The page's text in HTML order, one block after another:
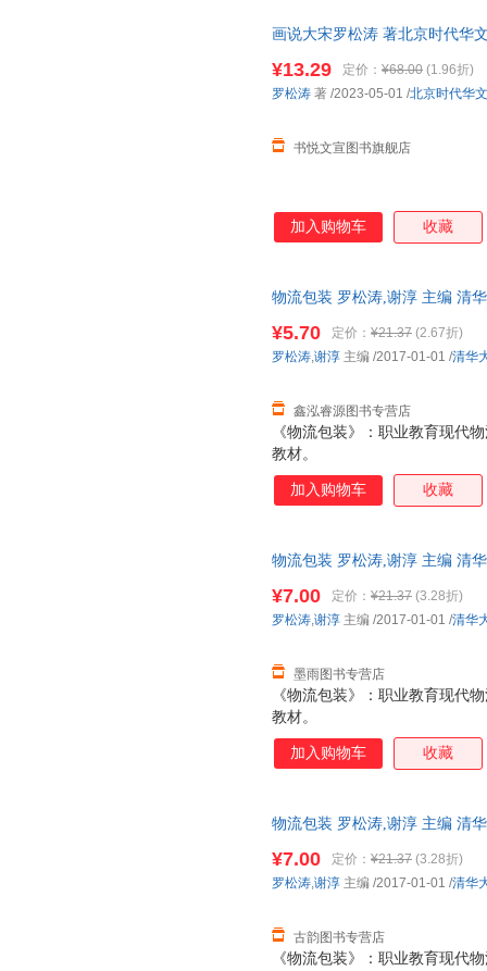
画说大宋罗松涛 著北京时代华
¥13.29 定价： ¥68.00 (1.96折)
书悦文宣图书旗舰店
罗松涛 著 /2023-05-01 /北京时代华
加入购物车 收藏
物流包装 罗松涛,谢淳 主编 清
《物流包装》：职业教育现代
教材。
¥5.70 定价： ¥21.37 (2.67折)
鑫泓睿源图书专营店
罗松涛,谢淳 主编 /2017-01-01 /清华
加入购物车 收藏
物流包装 罗松涛,谢淳 主编 清
《物流包装》：职业教育现代
教材。
¥7.00 定价： ¥21.37 (3.28折)
墨雨图书专营店
罗松涛,谢淳 主编 /2017-01-01 /清华
加入购物车 收藏
物流包装 罗松涛,谢淳 主编 清
《物流包装》：职业教育现代
¥7.00 定价： ¥21.37 (3.28折)
古韵图书专营店
罗松涛,谢淳 主编 /2017-01-01 /清华